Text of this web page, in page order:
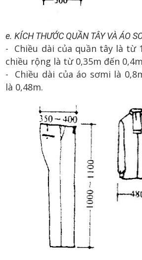
e. KÍCH THƯỚC QUẦN TÂY VÀ ÁO
- Chiều dài của quần tây là từ
chiều rộng là từ 0,35m đến
- Chiều dài của áo sơmi là
là 0,48m.